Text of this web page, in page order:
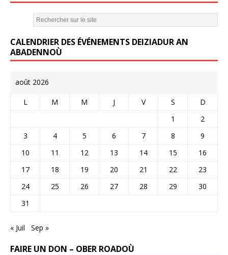
CALENDRIER DES ÉVÉNEMENTS DEIZIADUR AN
ABADENNOÙ
août 2026
L M M J V S
D
1
2
3
4 5 6 7 8
9
10
11 12 13 14 15
16
17
18 19 20 21 22
23
24
25 26 27 28 29
30
31
« Juil Sep »
FAIRE UN DON – OBER ROADOÙ